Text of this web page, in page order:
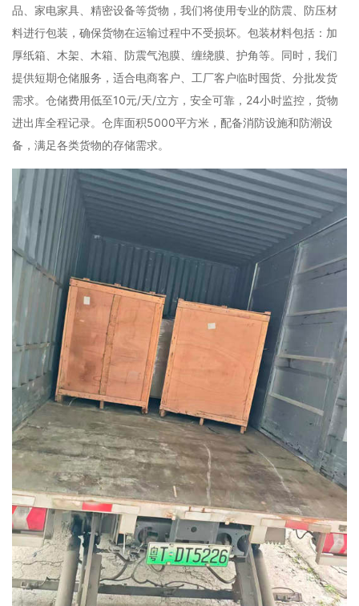
品、家电家具、精密设备等货物，我们将使用专业的防震、防压材
料进行包装，确保货物在运输过程中不受损坏。包装材料包括：加
厚纸箱、木架、木箱、防震气泡膜、缠绕膜、护角等。同时，我们
提供短期仓储服务，适合电商客户、工厂客户临时囤货、分批发货
需求。仓储费用低至10元/天/立方，安全可靠，24小时监控，货物
进出库全程记录。仓库面积5000平方米，配备消防设施和防潮设
备，满足各类货物的存储需求。